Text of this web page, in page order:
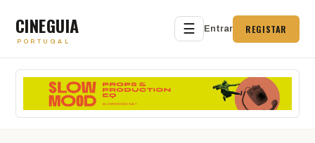
CINEGUIA
PORTUGAL
☰ Entrar REGISTAR